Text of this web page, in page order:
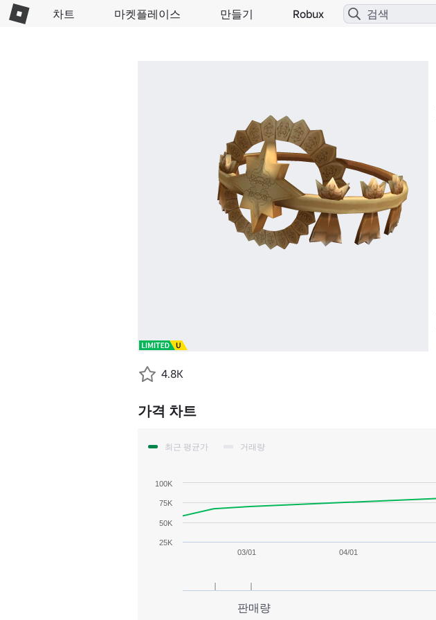
차트 마켓플레이스 만들기 Robux
4.8K
가격 차트
최근 평균가 거래량
03/01 04/01
50K
100K
25K
75K
판매량